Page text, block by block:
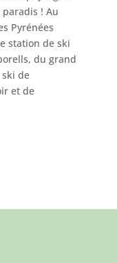
! Au
Pyrénées
station de ski
du grand
de
et de